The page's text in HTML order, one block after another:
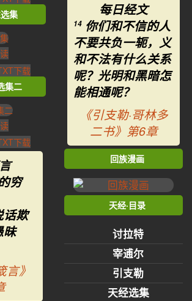
集
集二
穷
话欺
昧
言》
每日经文
14 你们和不信的人
不要共负一轭，义
和不法有什么关系
呢？光明和黑暗怎
能相通呢？
《引支勒·哥林多
二书》第6章
回族漫画
天经·目录
讨拉特
宰逋尔
引支勒
天经选集